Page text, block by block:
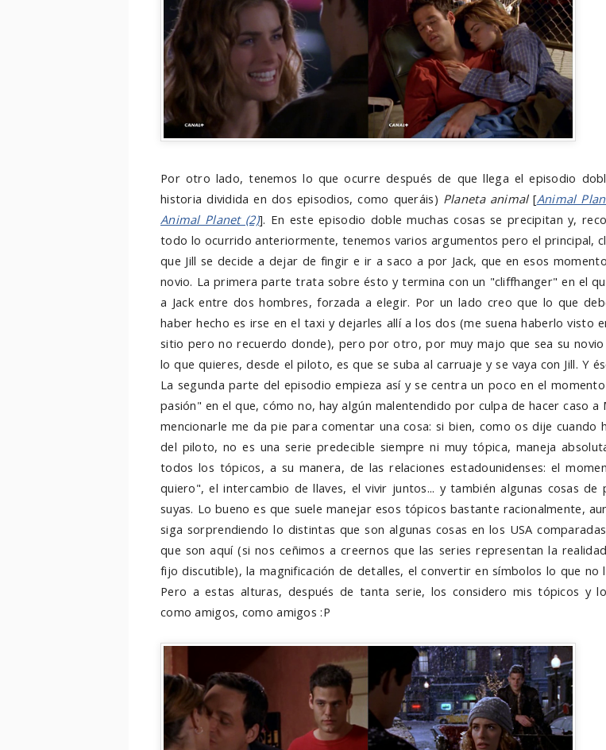
Por otro lado, tenemos lo que ocurre después de que llega el episodio
historia dividida en dos episodios, como queráis) Planeta animal[Animal
Animal Planet (2)]. En este episodio doble muchas cosas se precipitan y,
todo lo ocurrido anteriormente, tenemos varios argumentos pero el principal,
que Jill se decide a dejar de fingir e ir a saco a por Jack, que en esos
novio. La primera parte trata sobre ésto y termina con un "cliffhanger" en el
a Jack entre dos hombres, forzada a elegir. Por un lado creo que lo que
haber hecho es irse en el taxi y dejarles allí a los dos (me suena haberlo visto
sitio pero no recuerdo donde), pero por otro, por muy majo que sea su novio
lo que quieres, desde el piloto, es que se suba al carruaje y se vaya con Jill. Y
La segunda parte del episodio empieza así y se centra un poco en el
pasión" en el que, cómo no, hay algún malentendido por culpa de hacer caso a
mencionarle me da pie para comentar una cosa: si bien, como os dije cuando
del piloto, no es una serie predecible siempre ni muy tópica, maneja
todos los tópicos, a su manera, de las relaciones estadounidenses: el
quiero", el intercambio de llaves, el vivir juntos... y también algunas cosas de
suyas. Lo bueno es que suele manejar esos tópicos bastante racionalmente,
siga sorprendiendo lo distintas que son algunas cosas en los USA
que son aquí (si nos ceñimos a creernos que las series representan la
fijo discutible), la magnificación de detalles, el convertir en símbolos lo que no
Pero a estas alturas, después de tanta serie, los considero mis tópicos y
como amigos, como amigos :P